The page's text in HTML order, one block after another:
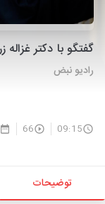
گفتگو با دکتر غزاله
رادیو نبض
09:15
66
توضیحات